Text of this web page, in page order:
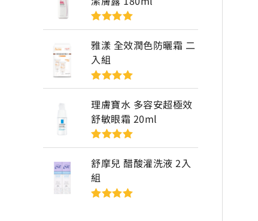
評分5滿分
5
雅漾 全效潤色防曬霜 二
入組
評分5滿分
5
理膚寶水 多容安超極效
舒敏眼霜 20ml
評分5滿分
5
舒摩兒 醋酸灌洗液 2入
組